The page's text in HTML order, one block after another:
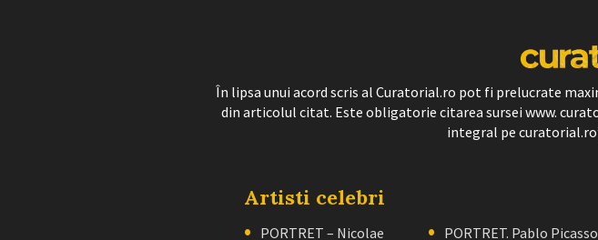
În lipsa unui acord scris al Curatorial.ro pot fi prelucrate
din articolul citat. Este obligatorie citarea sursei www.
integral pe
Artisti celebri
PORTRET – Nicolae PORTRET. Pablo